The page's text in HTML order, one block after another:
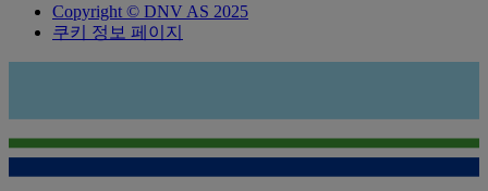
Copyright © DNV AS 2025
쿠키 정보 페이지